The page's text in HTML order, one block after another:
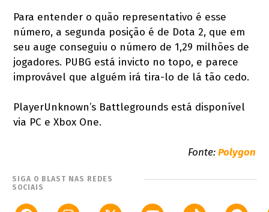
Para entender o quão representativo é esse
número, a segunda posição é de Dota 2, que em
seu auge conseguiu o número de 1,29 milhões de
jogadores. PUBG está invicto no topo, e parece
improvável que alguém irá tira-lo de lá tão cedo.
PlayerUnknown’s Battlegrounds está disponível
via PC e Xbox One.
Fonte:Polygon
SIGA O BLAST NAS REDES
SOCIAIS